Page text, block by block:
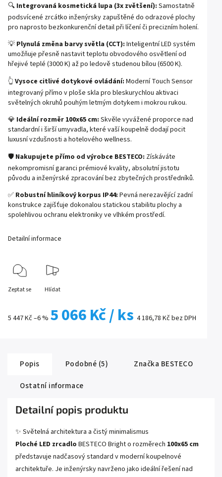
5 447 Kč–6 % 5 066 Kč/ ks 4 186,78 Kč bez DPH
🔍 Integrovaná kosmetická lupa (3x zvětšení): Samostatně
podsvícené zrcátko inženýrsky zapuštěné do odrazové plochy
pro naprosto bezkonkurenční detail při líčení či precizním holení.
💡 Plynulá změna barvy světla (CCT): Inteligentní LED systém
umožňuje přesně nastavit teplotu obvodového osvětlení od
hřejivé teplé (3000 K) až po ledově studenou bílou (6500 K).
👆 Vysoce citlivé dotykové ovládání: Moderní Touch Sensor
integrovaný přímo v ploše skla pro bleskurychlou aktivaci
světelných okruhů pouhým letmým dotykem i mokrou rukou.
💎 Ideální rozměr 100x65 cm: Skvěle vyvážené proporce nad
standardní i širší umyvadla, které vaší koupelně dodají pocit
luxusní vzdušnosti a hotelového wellness.
🛡️ Nakupujete přímo od výrobce BESTECO: Získáváte
nekompromisní garanci prémiové kvality, absolutní jistotu
původu a inženýrské zpracování bez zbytečných prostředníků.
✅ Robustní hliníkový korpus IP44: Pevná nerezavějící zadní
konstrukce zajišťuje dokonalou statickou stabilitu plochy a
spolehlivou ochranu elektroniky ve vlhkém prostředí.
Detailní informace
Zeptat se Hlídat
Popis Podobné (5) Značka BESTECO
Ostatní informace
Detailní popis produktu
✨ Světelná architektura a čistý minimalismus
Ploché LED zrcadlo BESTECO Bright o rozměrech 100x65 cm
představuje nadčasový standard v moderní koupelnové
architektuře. Je inženýrsky navrženo jako ideální řešení nad